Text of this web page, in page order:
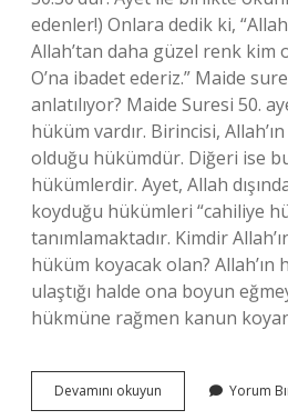
edenler!) Onlara dedik ki,
Allah’tan daha güzel renk kim
O’na ibadet ederiz.” Maide
anlatılıyor? Maide Suresi 50.
hüküm vardır. Birincisi,
olduğu hükümdür. Diğeri ise
hükümlerdir. Ayet, Allah
koyduğu hükümleri “cahiliye
tanımlamaktadır. Kimdir
hüküm koyacak olan?
ulaştığı halde ona boyun
hükmüne rağmen kanun
Devamını okuyun Allahtan
Daha
Yorum